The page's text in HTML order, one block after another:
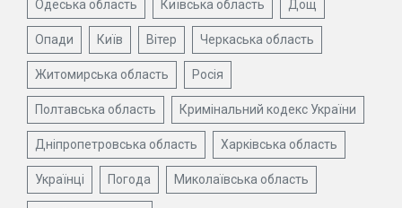
Одеська область Київська область Дощ
Опади Київ Вітер Черкаська область
Житомирська область Росія
Полтавська область Кримінальний кодекс України
Дніпропетровська область Харківська область
Українці Погода Миколаївська область